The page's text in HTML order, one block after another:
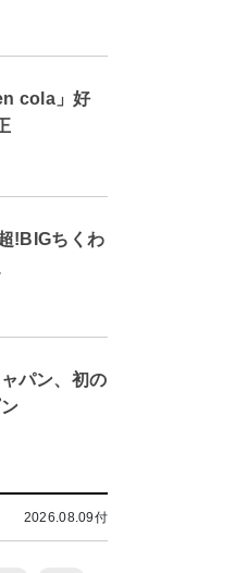
cola」好
!BIGちくわ
パン、初の
2026.08.09付